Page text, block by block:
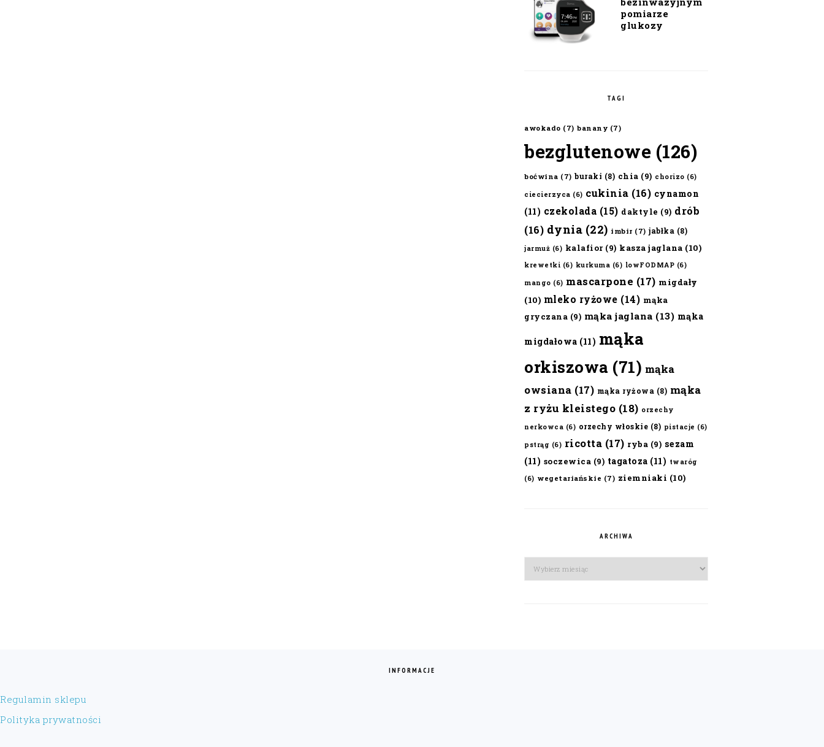
pomiarze
glukozy
TAGI
awokado (7) banany (7)
bezglutenowe (126)
boćwina (7) buraki (8) chia (9) chorizo (6)
ciecierzyca (6) cukinia (16) cynamon
(11) czekolada (15) daktyle (9) drób
(16) dynia (22) imbir (7) jabłka (8)
jarmuż (6) kalafior(9) kasza jaglana (10)
krewetki (6) kurkuma (6) lowFODMAP (6)
mango (6) mascarpone (17) migdały
(10) mleko ryżowe (14) mąka
gryczana (9) mąka jaglana (13) mąka
migdałowa (11) mąka
orkiszowa (71) mąka
owsiana (17) mąka ryżowa (8) mąka
z ryżu kleistego (18) orzechy
nerkowca (6) orzechy włoskie (8) pistacje (6)
pstrąg (6) ricotta (17) ryba (9) sezam
(11) soczewica (9) tagatoza (11) twaróg
(6) wegetariańskie (7) ziemniaki (10)
ARCHIWA
Archiwa
INFORMACJE
Regulamin sklepu
Polityka prywatności